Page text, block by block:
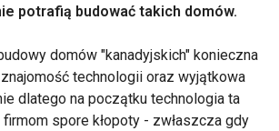
potrafią budować takich domów.
domów "kanadyjskich" konieczna
technologii oraz wyjątkowa
dlatego na początku technologia ta
firmom spore kłopoty - zwłaszcza gdy